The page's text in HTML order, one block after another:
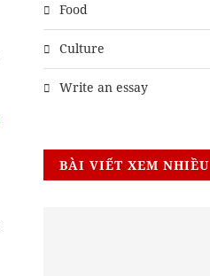
Food
Culture
Write an essay
BÀI VIẾT XEM NHIỀU